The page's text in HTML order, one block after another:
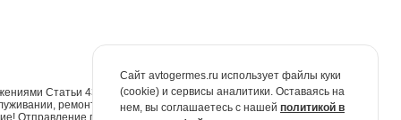
Статьи 437 Гражданского кодекса Российской Федерации. Для
ремонте и запасных частях обращайтесь в автосалоны
по электронной почте не признаётся юридически
Сайт avtogermes.ru использует файлы куки
(cookie) и сервисы аналитики. Оставаясь на
нем, вы соглашаетесь с нашей политикой в